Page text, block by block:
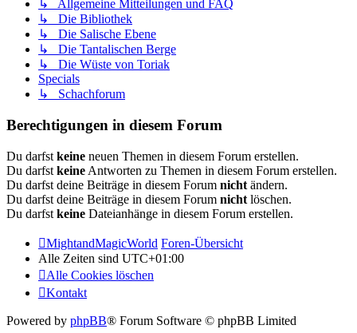
↳ Allgemeine Mitteilungen und FAQ
↳ Die Bibliothek
↳ Die Salische Ebene
↳ Die Tantalischen Berge
↳ Die Wüste von Toriak
Specials
↳ Schachforum
Berechtigungen in diesem Forum
Du darfst keine neuen Themen in diesem Forum erstellen.
Du darfst keine Antworten zu Themen in diesem Forum erstellen.
Du darfst deine Beiträge in diesem Forum nicht ändern.
Du darfst deine Beiträge in diesem Forum nicht löschen.
Du darfst keine Dateianhänge in diesem Forum erstellen.
MightandMagicWorld Foren-Übersicht
Alle Zeiten sind UTC+01:00
Alle Cookies löschen
Kontakt
Powered by phpBB® Forum Software © phpBB Limited